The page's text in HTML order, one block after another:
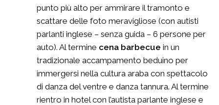
punto più alto per ammirare il tramonto e
scattare delle foto meravigliose (con autisti
parlanti inglese – senza guida – 6 persone per
auto). Al termine cena barbecue in un
tradizionale accampamento beduino per
immergersi nella cultura araba con spettacolo
di danza del ventre e danza tannura. Al termine
rientro in hotel con l’autista parlante inglese e